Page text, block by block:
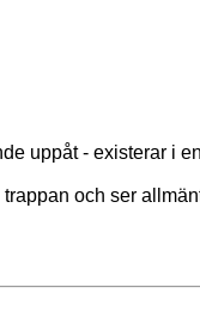
uppåt - existerar i
och ser